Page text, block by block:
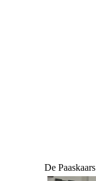
De Paaskaars